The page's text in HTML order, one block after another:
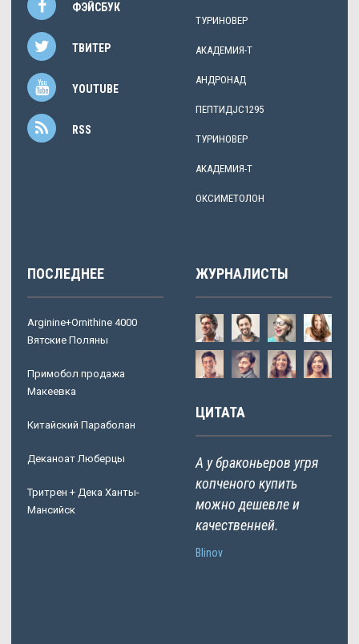
ФЭЙСБУК
ТВИТЕР
YOUTUBE
RSS
ТУРИНОВЕР
АКАДЕМИЯ-Т
АНДРОНАД
ПЕПТИДJC1295
ТУРИНОВЕР
АКАДЕМИЯ-Т
ОКСИМЕТОЛОН
ПОСЛЕДНЕЕ
Arginine+Ornithine 4000
Вятские Поляны
Примобол продажа
Макеевка
Китайский Параболан
Деканоат Люберцы
Тритрен + Дека Ханты-
Мансийск
ЖУРНАЛИСТЫ
ЦИТАТА
А у браконьеров угря
копченого купить
можно дешевле и
качественней.
Blinov